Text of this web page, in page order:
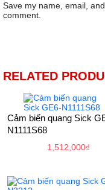
Save my name, email,
comment.
RELATED
Cảm biến quang Sick
N1111S68
1,512,000₫